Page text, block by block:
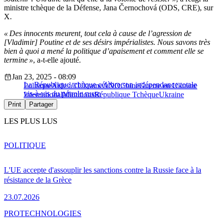
ministre tchèque de la Défense, Jana Černochová (ODS, CRE), sur
X.
« Des innocents meurent, tout cela à cause de l’agression de
[Vladimir] Poutine et de ses désirs impérialistes. Nous savons très
bien à quoi a mené la politique d’apaisement et comment elle se
termine », a-t-elle ajouté.
La République tchèque célèbre son indépendance totale
vis-à-vis du pétrole russe
Jan 23, 2025 - 08:09
PolitiqueAide à l'UkraineANOChineGuerre en Ukraine
InternationalMunitionsRépublique TchèqueUkraine
Print Partager
LES PLUS LUS
L'UE accepte d'assouplir les sanctions contre la Russie face à la
résistance de la Grèce
23.07.2026
POLITIQUE
PROTECHNOLOGIES